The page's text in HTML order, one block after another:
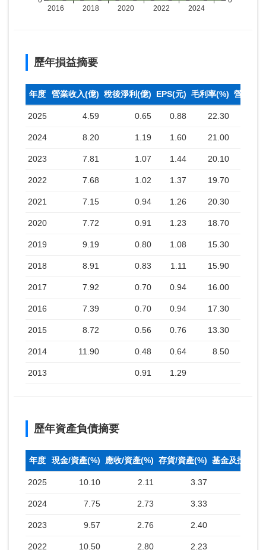
歷年損益摘要
年度 營業收入(億) 稅後淨利(億) EPS(元) 毛利率(%) 營業利
2025 4.59 0.65 0.88 22.30
2024 8.20 1.19 1.60 21.00
2023 7.81 1.07 1.44 20.10
2022 7.68 1.02 1.37 19.70
2021 7.15 0.94 1.26 20.30
2020 7.72 0.91 1.23 18.70
2019 9.19 0.80 1.08 15.30
2018 8.91 0.83 1.11 15.90
2017 7.92 0.70 0.94 16.00
2016 7.39 0.70 0.94 17.30
2015 8.72 0.56 0.76 13.30
2014 11.90 0.48 0.64 8.50
2013 0.91 1.29
歷年資產負債摘要
年度 現金/資產(%) 應收/資產(%) 存貨/資產(%) 基金及投資(%)
2025 10.10 2.11 3.37
2024 7.75 2.73 3.33
2023 9.57 2.76 2.40
2022 10.50 2.80 2.23